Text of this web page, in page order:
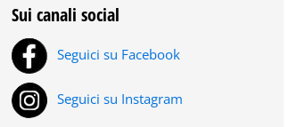
Sui canali social
Seguici su Facebook
Seguici su Instagram